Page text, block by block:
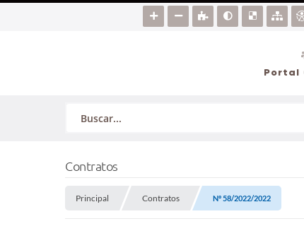
Portal
Contratos
Principal Contratos Nº 58/2022/2022